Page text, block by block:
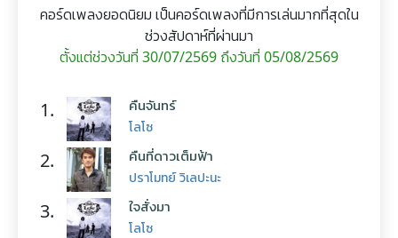
คอร์ดเพลงยอดนิยม เป็นคอร์ดเพลงที่มีการเล่นมากที่สุดใน
ช่วงสัปดาห์ที่ผ่านมา
ตั้งแต่ช่วงวันที่ 30/07/2569 ถึงวันที่ 05/08/2569
1. คืนจันทร์
โลโซ
2. คืนที่ดาวเต็มฟ้า
ปราโมทย์ วิเลปะนะ
3. ใจสั่งมา
โลโซ